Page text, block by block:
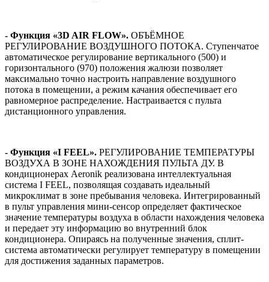
- Функция «3D AIR FLOW». ОБЪЁМНОЕ
РЕГУЛИРОВАНИЕ ВОЗДУШНОГО ПОТОКА. Ступенчатое
автоматическое регулирование вертикального (500) и
горизонтального (970) положения жалюзи позволяет
максимально точно настроить направление воздушного
потока в помещении, а режим качания обеспечивает его
равномерное распределение. Настраивается с пульта
дистанционного управления.
- Функция «I FEEL». РЕГУЛИРОВАНИЕ ТЕМПЕРАТУРЫ
ВОЗДУХА В ЗОНЕ НАХОЖДЕНИЯ ПУЛЬТА ДУ. В
кондиционерах Aeronik реализована интеллектуальная
система I FEEL, позволящая создавать идеальный
микроклимат в зоне пребывания человека. Интегрированный
в пульт управления мини-сенсор определяет фактическое
значение температуры воздуха в области нахождения человека
и передает эту информацию во внутренний блок
кондиционера. Опираясь на полученные значения, сплит-
система автоматически регулирует температуру в помещении
для достижения заданных параметров.